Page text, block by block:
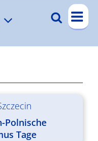
V
e
a
n
Suche
V
e
r
s
Polnische
Tage